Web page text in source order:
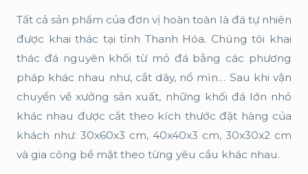
Tất cả sản phẩm của đơn vị hoàn toàn là đá tự nhiên
được khai thác tại tỉnh Thanh Hóa. Chúng tôi khai
thác đá nguyên khối từ mỏ đá bằng các phương
pháp khác nhau như, cắt dây, nổ mìn… Sau khi vận
chuyển về xưởng sản xuất, những khối đá lớn nhỏ
khác nhau được cắt theo kích thước đặt hàng của
khách như: 30x60x3 cm, 40x40x3 cm, 30x30x2 cm
và gia công bề mặt theo từng yêu cầu khác nhau.